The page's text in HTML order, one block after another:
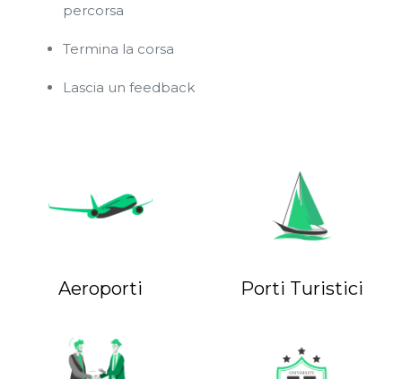
percorsa
Termina la corsa
Lascia un feedback
Aeroporti Porti Turistici